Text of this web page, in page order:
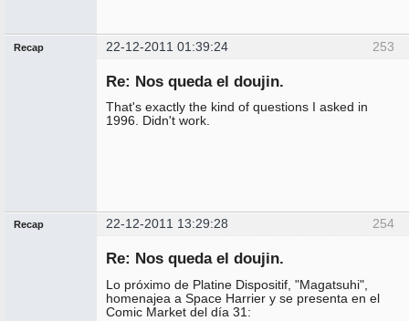
253
Recap 22-12-2011 01:39:24
Re: Nos queda el doujin.
That's exactly the kind of questions I asked in
1996. Didn't work.
254
Recap 22-12-2011 13:29:28
Re: Nos queda el doujin.
Lo próximo de Platine Dispositif, "Magatsuhi",
homenajea a Space Harrier y se presenta en el
Comic Market del día 31: